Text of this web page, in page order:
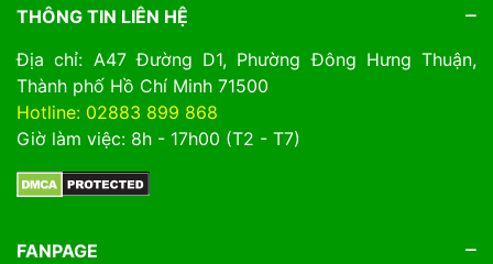
THÔNG TIN LIÊN HỆ
Địa chỉ: A47 Đường D1, Phường Đông Hưng Thuận,
Thành phố Hồ Chí Minh 71500
Hotline: 02883 899 868
Giờ làm việc: 8h - 17h00 (T2 - T7)
FANPAGE